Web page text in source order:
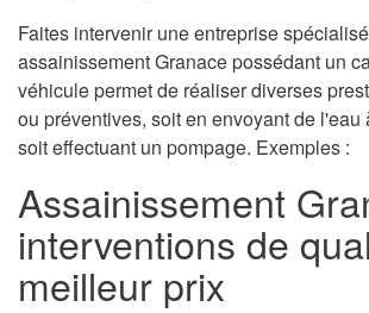
Faites intervenir une entreprise
assainissement Granace possédant un
véhicule permet de réaliser diverses
ou préventives, soit en envoyant de l'eau
soit effectuant un pompage. Exemples :
Assainissement
interventions de
meilleur prix